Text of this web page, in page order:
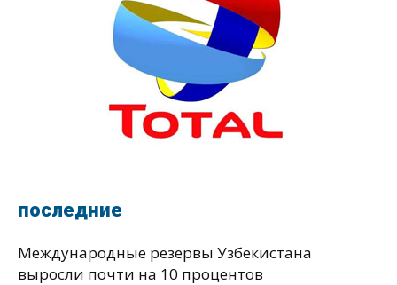
последние
Международные резервы Узбекистана
выросли почти на 10 процентов